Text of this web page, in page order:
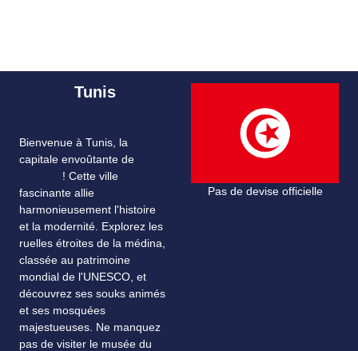
Tunis
Bienvenue à Tunis, la
capitale envoûtante de
! Cette ville
fascinante allie
harmonieusement l'histoire
et la modernité. Explorez les
ruelles étroites de la médina,
classée au patrimoine
mondial de l'UNESCO, et
découvrez ses souks animés
et ses mosquées
majestueuses. Ne manquez
pas de visiter le musée du
Pas de devise officielle